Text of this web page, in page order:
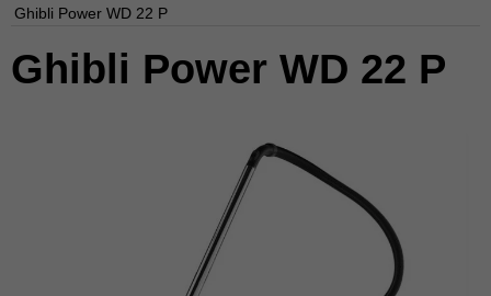
Ghibli Power WD 22 P
Ghibli Power WD 22 P